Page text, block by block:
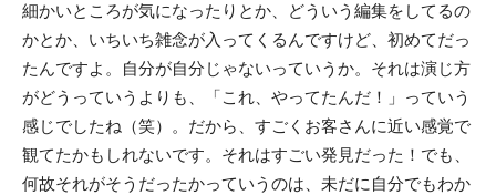
細かいところが気になったりとか、どういう編集をしてるの
かとか、いちいち雑念が入ってくるんですけど、初めてだっ
たんですよ。自分が自分じゃないっていうか。それは演じ方
がどうっていうよりも、「これ、やってたんだ！」っていう
感じでしたね（笑）。だから、すごくお客さんに近い感覚で
観てたかもしれないです。それはすごい発見だった！でも、
何故それがそうだったかっていうのは、未だに自分でもわか